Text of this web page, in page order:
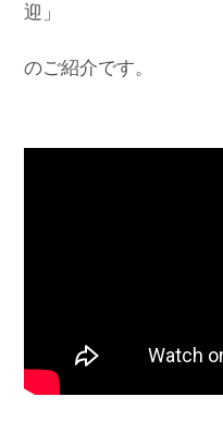
迎」
のご紹介です。